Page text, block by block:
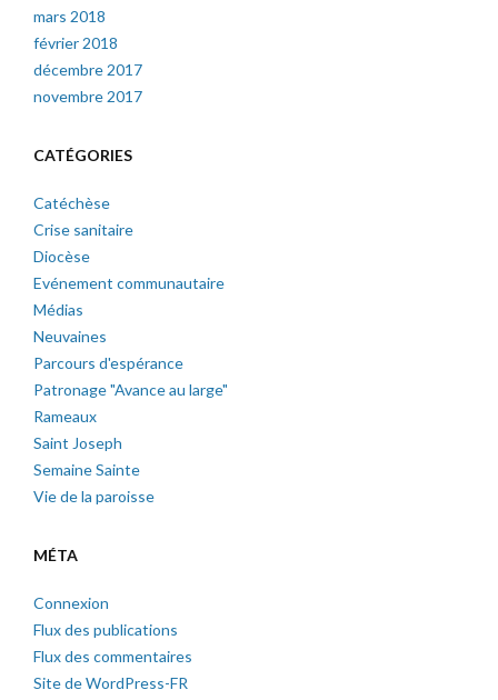
mars 2018
février 2018
décembre 2017
novembre 2017
CATÉGORIES
Catéchèse
Crise sanitaire
Diocèse
Evénement communautaire
Médias
Neuvaines
Parcours d'espérance
Patronage "Avance au large"
Rameaux
Saint Joseph
Semaine Sainte
Vie de la paroisse
MÉTA
Connexion
Flux des publications
Flux des commentaires
Site de WordPress-FR